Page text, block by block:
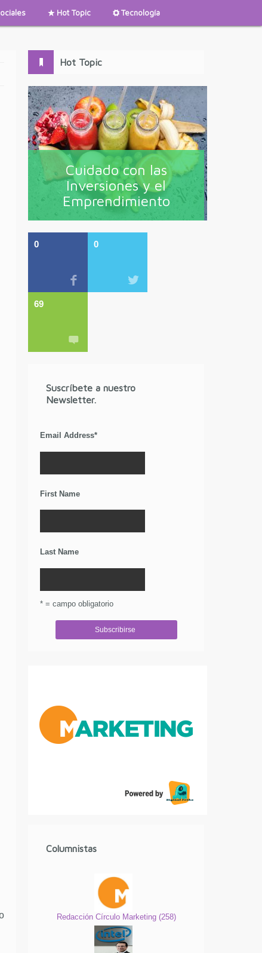
Hot Topic Tecnología
Hot Topic
Cuidado con las
Inversiones y el
Emprendimiento
0 0
69
Suscríbete a nuestro
Newsletter.
Email Address*
First Name
Last Name
* = campo obligatorio
Columnistas
Redacción Círculo Marketing (258)